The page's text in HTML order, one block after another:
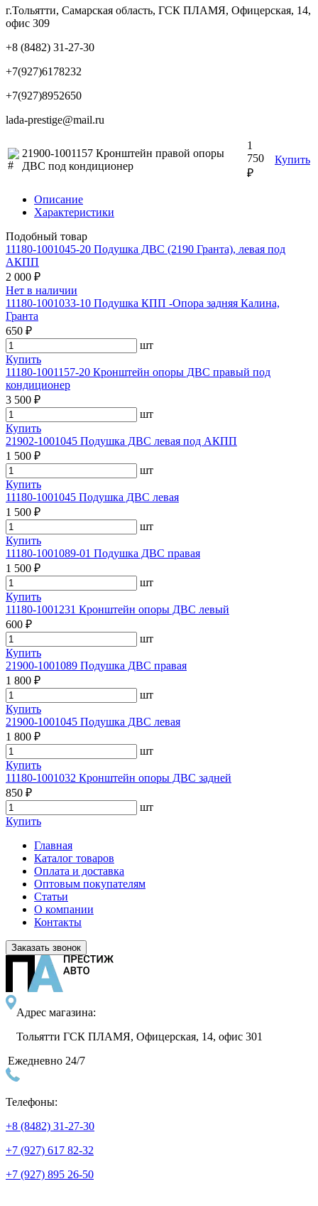
г.Тольятти, Самарская область, ГСК ПЛАМЯ, Офицерская, 14,
офис 309
+8 (8482) 31-27-30
+7(927)6178232
+7(927)8952650
lada-prestige@mail.ru
21900-1001157 Кронштейн правой опоры
ДВС под кондиционер
1
750
₽
Купить
Описание
Характеристики
Подобный товар
11180-1001045-20 Подушка ДВС (2190 Гранта), левая под
АКПП
2 000 ₽
Нет в наличии
11180-1001033-10 Подушка КПП -Опора задняя Калина,
Гранта
650 ₽
шт
Купить
11180-1001157-20 Кронштейн опоры ДВС правый под
кондиционер
3 500 ₽
шт
Купить
21902-1001045 Подушка ДВС левая под АКПП
1 500 ₽
шт
Купить
11180-1001045 Подушка ДВС левая
1 500 ₽
шт
Купить
11180-1001089-01 Подушка ДВС правая
1 500 ₽
шт
Купить
11180-1001231 Кронштейн опоры ДВС левый
600 ₽
шт
Купить
21900-1001089 Подушка ДВС правая
1 800 ₽
шт
Купить
21900-1001045 Подушка ДВС левая
1 800 ₽
шт
Купить
11180-1001032 Кронштейн опоры ДВС задней
850 ₽
шт
Купить
Главная
Каталог товаров
Оплата и доставка
Оптовым покупателям
Статьи
О компании
Контакты
Заказать звонок
Адрес магазина:
Тольятти ГСК ПЛАМЯ, Офицерская, 14, офис 301
Ежедневно 24/7
Телефоны:
+8 (8482) 31-27-30
+7 (927) 617 82-32
+7 (927) 895 26-50